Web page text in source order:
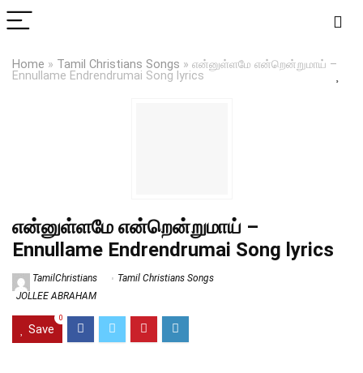
Home » Tamil Christians Songs » என்னுள்ளமே என்றென்றுமாய் –
Ennullame Endrendrumai Song lyrics
என்னுள்ளமே என்றென்றுமாய் –
Ennullame Endrendrumai Song lyrics
TamilChristians
Tamil Christians Songs
JOLLEE ABRAHAM
Save
0